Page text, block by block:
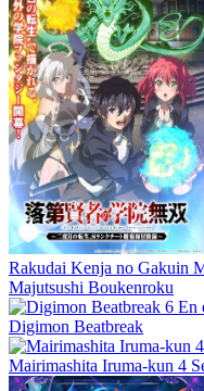
Rakudai Kenja no Gakuin
Majutsushi Boukenroku
6 En
Digimon Beatbreak
Mairimashita Iruma-kun 4